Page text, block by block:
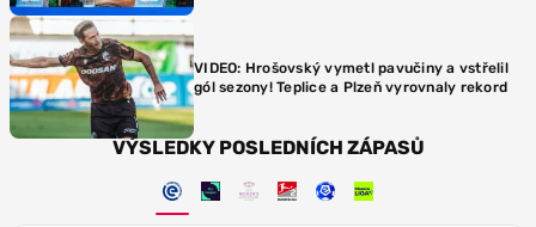
VIDEO: Hrošovský vymetl pavučiny a vstřelil
gól sezony! Teplice a Plzeň vyrovnaly rekord
VÝSLEDKY POSLEDNÍCH ZÁPASŮ